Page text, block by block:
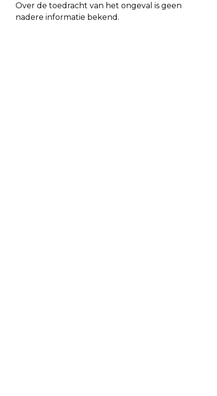
Over de toedracht van het ongeval is geen
nadere informatie bekend.